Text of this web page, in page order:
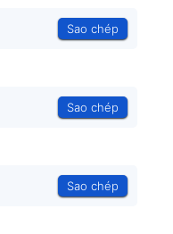
Sao chép
Sao chép
Sao chép